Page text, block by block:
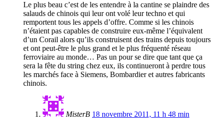
Le plus beau c’est de les entendre à la cantine se plaindre des
salauds de chinois qui leur ont volé leur techno et qui
remportent tous les appels d’offre. Comme si les chinois
n’étaient pas capables de construire eux-même l’équivalent
d’un Corail alors qu’ils construisent des trains depuis toujours
et ont peut-être le plus grand et le plus fréquenté réseau
ferroviaire au monde… Pas un pour se dire que tant que ça
sera la fête du string chez eux, ils continueront à perdre tous
les marchés face à Siemens, Bombardier et autres fabricants
chinois.
MisterB 18 novembre 2011, 11 h 48 min